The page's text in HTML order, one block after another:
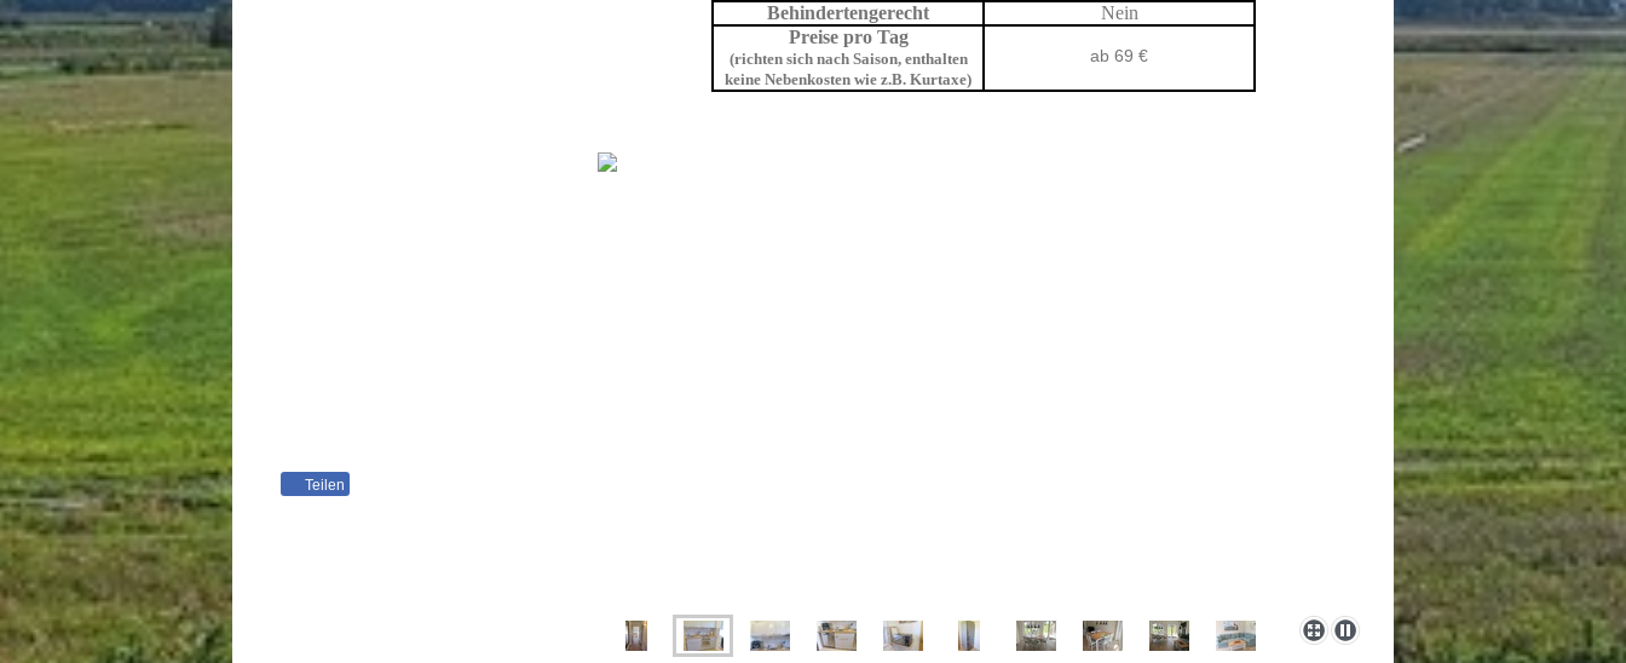
Behindertengerecht
Nein
Preise pro Tag
(richten sich nach Saison, enthalten
keine Nebenkosten wie z.B. Kurtaxe)
ab 69 €
Teilen